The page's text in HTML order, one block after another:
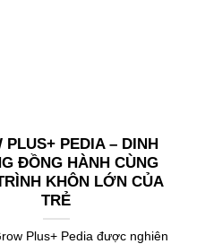
PLUS+ PEDIA – DINH
ĐỒNG HÀNH CÙNG
KHÔN LỚN CỦA
TRẺ
Plus+ Pedia được nghiên